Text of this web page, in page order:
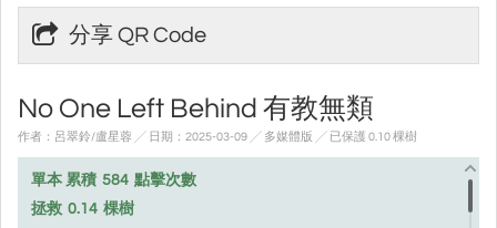
分享 QR Code
No One Left Behind 有教無類
作者：呂翠鈴/盧星蓉 ╱ 日期：2025-03-09 ╱ 多媒體版 ╱ 已保護 0.10 棵樹
單本 累積 584 點擊次數
拯救 0.14 棵樹